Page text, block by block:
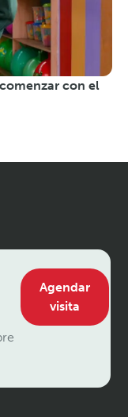
con el
Agendar
visita